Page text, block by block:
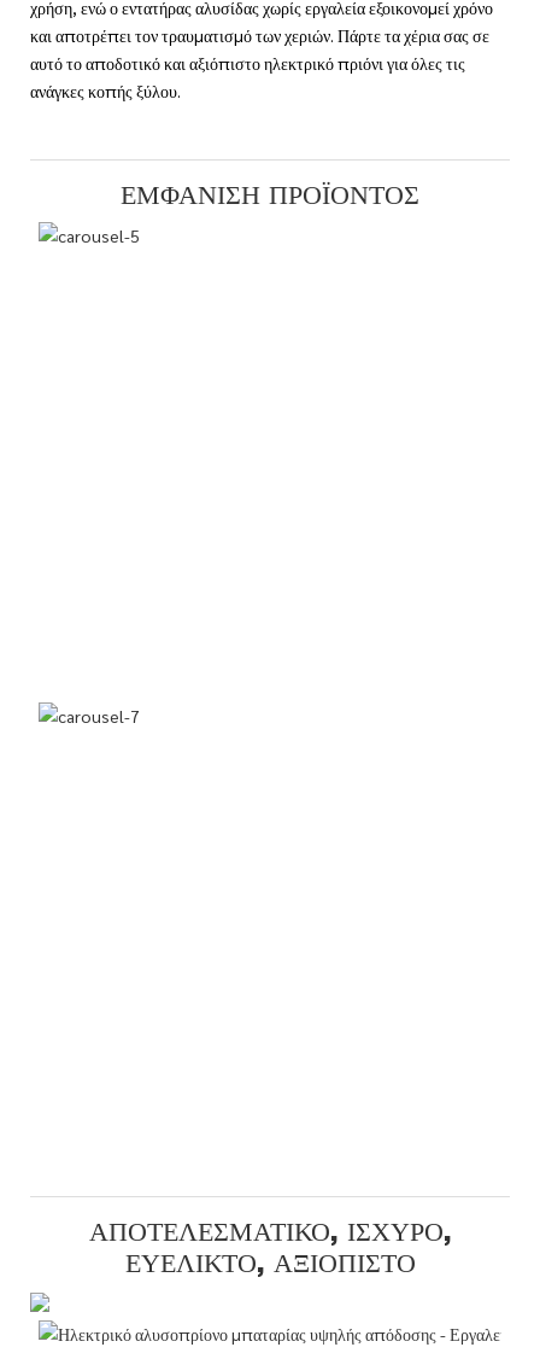
χρήση, ενώ ο εντατήρας αλυσίδας χωρίς εργαλεία εξοικονομεί χρόνο
και αποτρέπει τον τραυματισμό των χεριών. Πάρτε τα χέρια σας σε
αυτό το αποδοτικό και αξιόπιστο ηλεκτρικό πριόνι για όλες τις
ανάγκες κοπής ξύλου.
ΕΜΦΆΝΙΣΗ ΠΡΟΪΌΝΤΟΣ
ΑΠΟΤΕΛΕΣΜΑΤΙΚΌ, ΙΣΧΥΡΌ,
ΕΥΈΛΙΚΤΟ, ΑΞΙΌΠΙΣΤΟ